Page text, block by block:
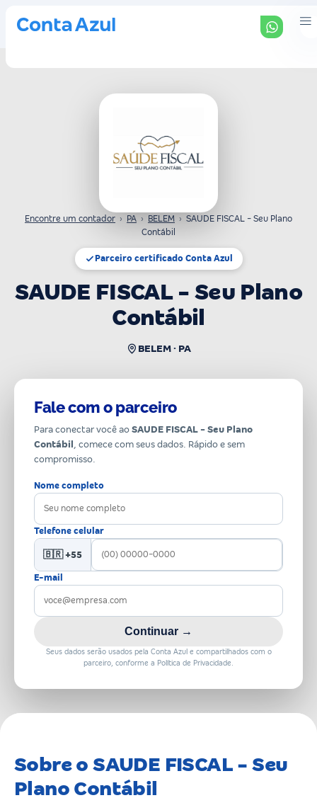
Encontre um contador › PA › BELEM › SAUDE FISCAL - Seu Plano
Contábil
Parceiro certificado Conta Azul
SAUDE FISCAL - Seu Plano
Contábil
BELEM · PA
Fale com o parceiro
Para conectar você ao SAUDE FISCAL - Seu Plano
Contábil , comece com seus dados. Rápido e sem
compromisso.
Nome completo
Telefone celular
🇧🇷 +55
E-mail
Continuar →
Seus dados serão usados pela Conta Azul e compartilhados com o
parceiro, conforme a Política de Privacidade.
Sobre o SAUDE FISCAL - Seu
Plano Contábil